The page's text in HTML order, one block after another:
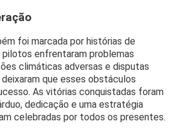
foi marcada por histórias de
enfrentaram problemas
climáticas adversas e disputas
deixaram que esses obstáculos
As vitórias conquistadas foram
dedicação e uma estratégia
celebradas por todos os presentes.